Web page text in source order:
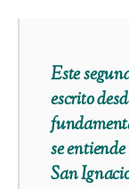
Este
escrito
se
San